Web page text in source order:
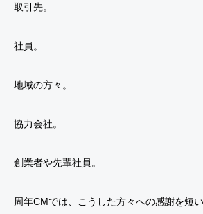
取引先。
社員。
地域の方々。
協力会社。
創業者や先輩社員。
周年CMでは、こうした方々への感謝を短